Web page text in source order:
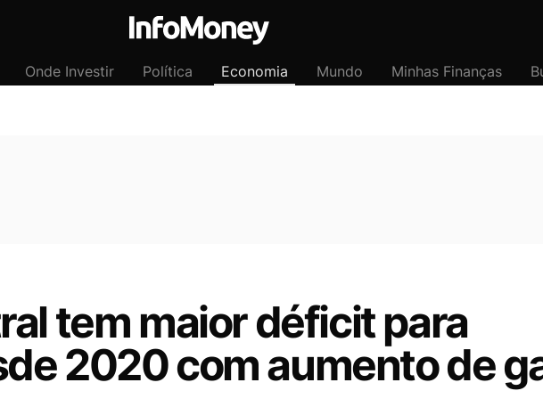
Onde Investir Política Economia Mundo Minhas Finanças
tem maior déficit para
2020 com aumento de